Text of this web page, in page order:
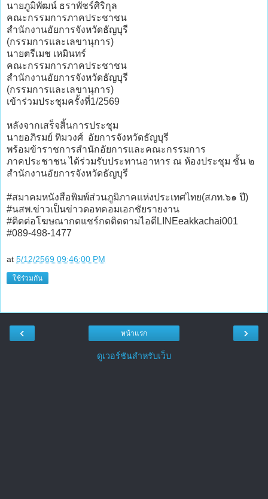
นายภูมิพัฒน์ ธราพัชร์ศิริกุล
คณะกรรมการภาคประชาชน
สํานักงานอัยการจังหวัดธัญบุรี
(กรรมการและเลขานุการ)
นายตรีเมช เหมินทร์
คณะกรรมการภาคประชาชน
สํานักงานอัยการจังหวัดธัญบุรี
(กรรมการและเลขานุการ)
เข้าร่วมประชุมครั้งที่1/2569
หลังจากเสร็จสิ้นการประชุม
นายอภิรมย์ ทิมวงศ์ อัยการจังหวัดธัญบุรี
พร้อมข้าราชการสำนักอัยการและคณะกรรมการ
ภาคประชาชน ได้ร่วมรับประทานอาหาร ณ ห้องประชุม ชั้น ๒
สำนักงานอัยการจังหวัดธัญบุรี
#สมาคมหนังสือพิมพ์ส่วนภูมิภาคแห่งประเทศไทย(สภท.๖๑ ปี)
#นสพ.ข่าวเป็นข่าวดอทคอมเอกชัยรายงาน
#ติดต่อโฆษณากดแชร์กดติดตามไอดีLINEeakkachai001
#089-498-1477
at 5/12/2569 09:46:00 PM
ใช้ร่วมกัน
‹ ›
หน้าแรก
ดูเวอร์ชันสำหรับเว็บ